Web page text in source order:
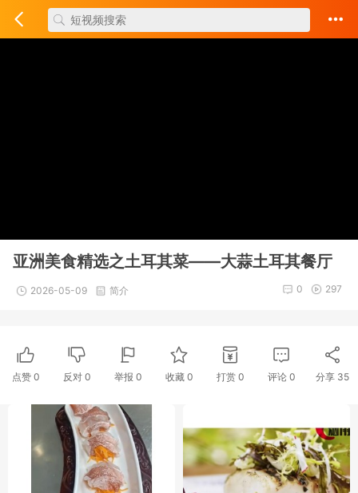
亚洲美食精选之土耳其菜——大蒜土耳其餐厅
2026-05-09 简介 297
0
点赞 0 反对 0 举报 0 收藏 0 打赏 0 评论 0 分享 35